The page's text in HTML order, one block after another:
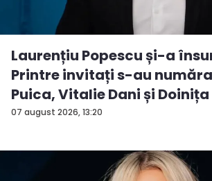
07 august 2026, 13:20
Laurențiu Popescu și-a
Printre invitați s-au
Puica, Vitalie Dani și
P...